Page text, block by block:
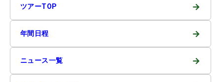
ツアーTOP →
年間日程 →
ニュース一覧 →